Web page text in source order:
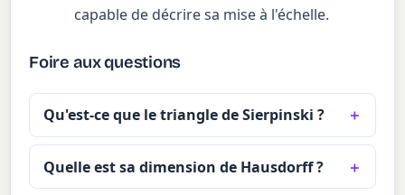
capable de décrire sa mise à l'échelle.
Foire aux questions
Qu'est-ce que le triangle de Sierpinski ?
Quelle est sa dimension de Hausdorff ?